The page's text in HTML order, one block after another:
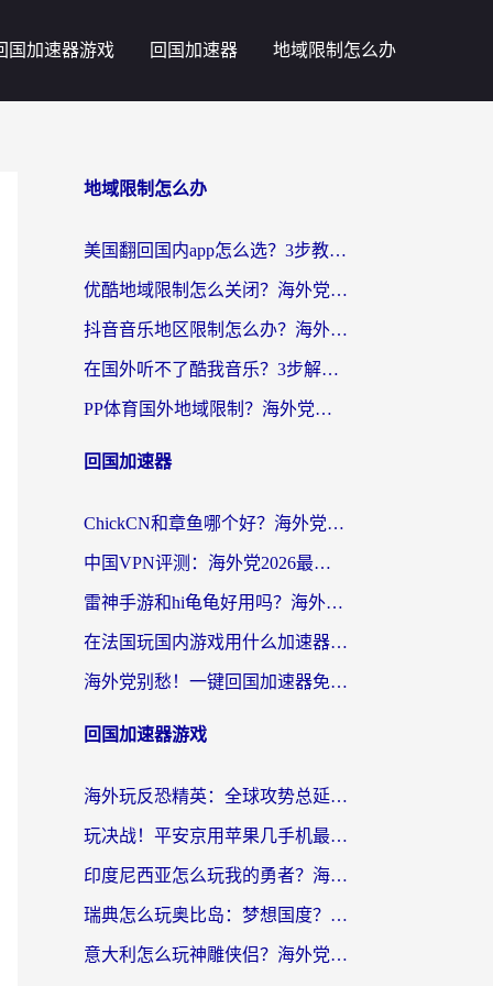
国加速器游戏 回国加速器 地域限制怎么办
地域限制怎么办
美国翻回国内app怎么选？3步教你无缝刷剧、登12123、访问国内网站
优酷地域限制怎么关闭？海外党亲测有效的追剧加速器选择指南
抖音音乐地区限制怎么办？海外党亲测有效的听歌自由指南
在国外听不了酷我音乐？3步解除手机酷我音乐海外限制，附实测好用加速器
PP体育国外地域限制？海外党看球终极方案：从欧洲杯到奥运会，中文解说不卡顿！
回国加速器
ChickCN和章鱼哪个好？海外党选回国加速器的3个关键维度 + 实用避坑指南
中国VPN评测：海外党2026最全回国加速器选择指南，告别地区限制不踩坑
雷神手游和hi龟龟好用吗？海外党亲测3款回国加速器，教你选对国外到国内加速器
在法国玩国内游戏用什么加速器？2026实测解决延迟卡顿的实用指南
海外党别愁！一键回国加速器免费版怎么选？从踩坑到流畅访问的全攻略
回国加速器游戏
海外玩反恐精英：全球攻势总延迟？从瑞典玩神武4到外国玩黎明觉醒，选对加速器才是关键！
玩决战！平安京用苹果几手机最好？海外党必看的设备+加速器双攻略
印度尼西亚怎么玩我的勇者？海外党国服游戏加速避坑指南（附实况五行师解决方案）
瑞典怎么玩奥比岛：梦想国度？海外党亲测有效的国服游戏加速全攻略
意大利怎么玩神雕侠侣？海外党国服游戏加速终极指南（附欧洲玩王者王国保卫战4不卡技巧）